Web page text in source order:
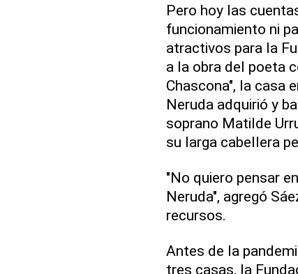
Pero hoy las
funcionamiento ni
atractivos para la
a la obra del poeta
Chascona", la casa
Neruda adquirió y
soprano Matilde
su larga cabellera
"No quiero pensar
Neruda", agregó
recursos.
Antes de la
tres casas, la